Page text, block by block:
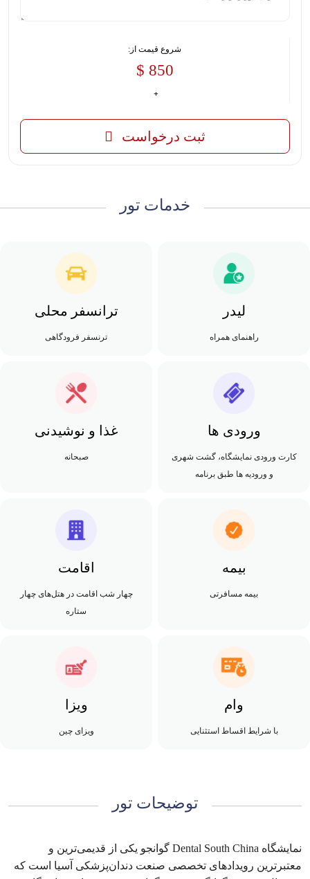
شروع قیمت از:
850 $
ثبت درخواست
خدمات تور
لیدر
راهنمای همراه
ترانسفر محلی
ترنسفر فرودگاهی
ورودی ها
کارت ورودی نمایشگاه، گشت شهری
و ورودیه ها طبق برنامه
غذا و نوشیدنی
صبحانه
بیمه
بیمه مسافرتی
اقامت
چهار شب اقامت در هتل‌های چهار
ستاره
وام
با شرایط اقساط استثنایی
ویزا
ویزای چین
توضیحات تور
نمایشگاه Dental South China گوانجو یکی از قدیمی‌ترین و
معتبرترین رویدادهای تخصصی صنعت دندان‌پزشکی آسیا است که